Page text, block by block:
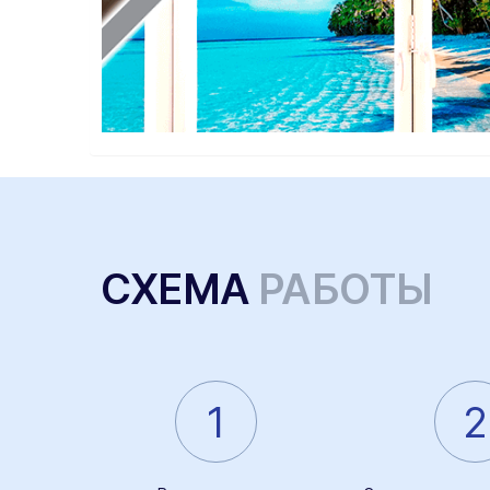
СХЕМА РАБОТЫ
1 2